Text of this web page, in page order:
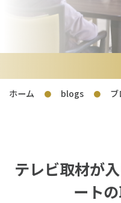
ホーム ● blogs ●
テレビ取材が
ート